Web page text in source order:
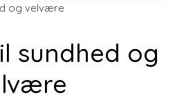
og velvære
sundhed og